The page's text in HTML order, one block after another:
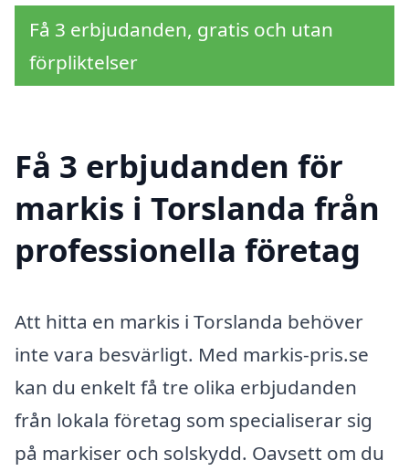
Få 3 erbjudanden, gratis och utan
förpliktelser
Få 3 erbjudanden för
markis i Torslanda från
professionella företag
Att hitta en markis i Torslanda behöver
inte vara besvärligt. Med markis-pris.se
kan du enkelt få tre olika erbjudanden
från lokala företag som specialiserar sig
på markiser och solskydd. Oavsett om du